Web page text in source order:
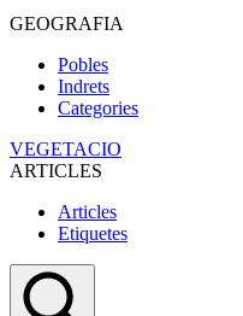
GEOGRAFIA
Pobles
Indrets
Categories
VEGETACIO
ARTICLES
Articles
Etiquetes